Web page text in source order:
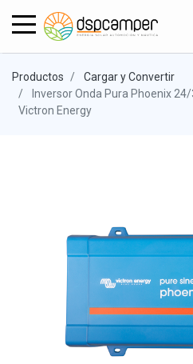
Productos
Cargar y Convertir
Inversor Onda Pura Phoenix
Victron Energy